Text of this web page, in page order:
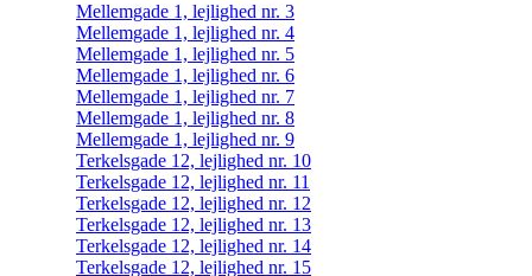
Mellemgade 1, lejlighed nr. 3
Mellemgade 1, lejlighed nr. 4
Mellemgade 1, lejlighed nr. 5
Mellemgade 1, lejlighed nr. 6
Mellemgade 1, lejlighed nr. 7
Mellemgade 1, lejlighed nr. 8
Mellemgade 1, lejlighed nr. 9
Terkelsgade 12, lejlighed nr. 10
Terkelsgade 12, lejlighed nr. 11
Terkelsgade 12, lejlighed nr. 12
Terkelsgade 12, lejlighed nr. 13
Terkelsgade 12, lejlighed nr. 14
Terkelsgade 12, lejlighed nr. 15